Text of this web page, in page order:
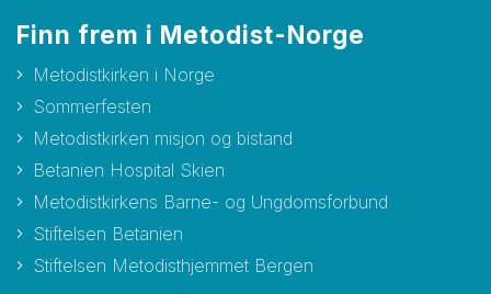
Finn frem i Metodist-Norge
Metodistkirken i Norge
Sommerfesten
Metodistkirken misjon og bistand
Betanien Hospital Skien
Metodistkirkens Barne- og Ungdomsforbund
Stiftelsen Betanien
Stiftelsen Metodisthjemmet Bergen